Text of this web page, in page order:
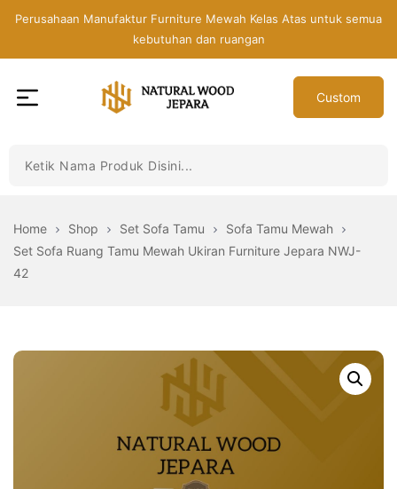
Perusahaan Manufaktur Furniture Mewah Kelas Atas untuk semua
kebutuhan dan ruangan
Jepara
Furniture
Jati
Custom
Home Shop Set Sofa Tamu
Sofa Tamu Mewah
Set Sofa Ruang Tamu Mewah Ukiran Furniture Jepara NWJ-
42